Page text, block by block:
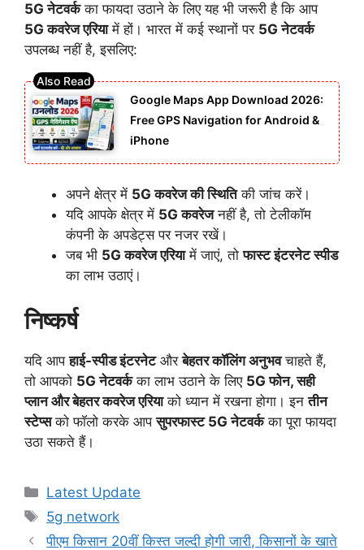
5G नेटवर्कका फायदा उठाने के लिए यह भी जरूरी है कि आप
5G कवरेज एरियामें हों। भारत में कई स्थानों पर 5G नेटवर्क
उपलब्ध नहीं है, इसलिए:
Google Maps App Download 2026:
Free GPS Navigation for Android &
iPhone
अपने क्षेत्र में 5G कवरेज की स्थितिकी जांच करें।
यदि आपके क्षेत्र में 5G कवरेजनहीं है, तो टेलीकॉम
कंपनी के अपडेट्स पर नजर रखें।
जब भी 5G कवरेज एरियामें जाएं, तोफास्ट इंटरनेट स्पीड
का लाभ उठाएं।
निष्कर्ष
यदि आपहाई-स्पीड इंटरनेटऔरबेहतर कॉलिंग अनुभवचाहते हैं,
तो आपको 5G नेटवर्कका लाभ उठाने के लिए 5G फोन, सही
प्लान और बेहतर कवरेज एरियाको ध्यान में रखना होगा। इनतीन
स्टेप्सको फॉलो करके आपसुपरफास्ट 5G नेटवर्कका पूरा फायदा
उठा सकते हैं।
Categories
Latest Update
Tags
5g network
पीएम किसान 20वीं किस्त जल्दी होगी जारी, किसानों के खाते